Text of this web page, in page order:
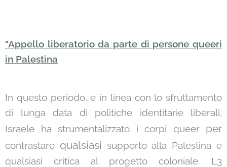
"Appello liberatorio da parte di persone queeri
in Palestina
In questo periodo, e in linea con lo sfruttamento
di lunga data di politiche identitarie liberali,
Israele ha strumentalizzato i corpi queer per
contrastare qualsiasi supporto alla Palestina e
qualsiasi critica al progetto coloniale. L3